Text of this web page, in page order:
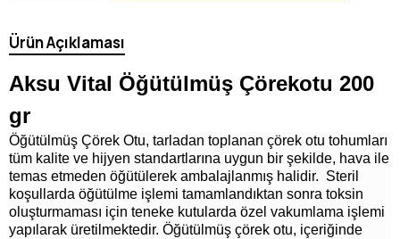
Ürün Açıklaması
Aksu Vital Öğütülmüş Çörekotu 200
gr
Öğütülmüş Çörek Otu, tarladan toplanan çörek otu tohumları
tüm kalite ve hijyen standartlarına uygun bir şekilde, hava ile
temas etmeden öğütülerek ambalajlanmış halidir. Steril
koşullarda öğütülme işlemi tamamlandıktan sonra toksin
oluşturmaması için teneke kutularda özel vakumlama işlemi
yapılarak üretilmektedir. Öğütülmüş çörek otu, içeriğinde